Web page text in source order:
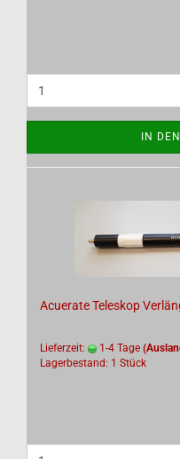
IN
Acuerate Teleskop
Lieferzeit: 1-4 Tage
Lagerbestand: 1 Stück